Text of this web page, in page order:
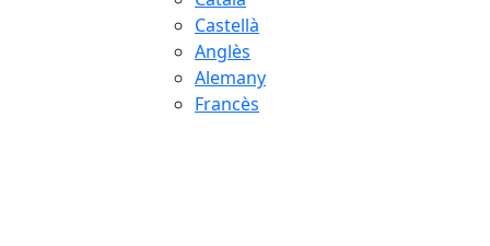
Castellà
Anglès
Alemany
Francès